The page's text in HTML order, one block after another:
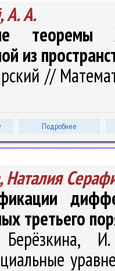
А. А.
теоремы
из
//
Подробнее
Наталия
третьего